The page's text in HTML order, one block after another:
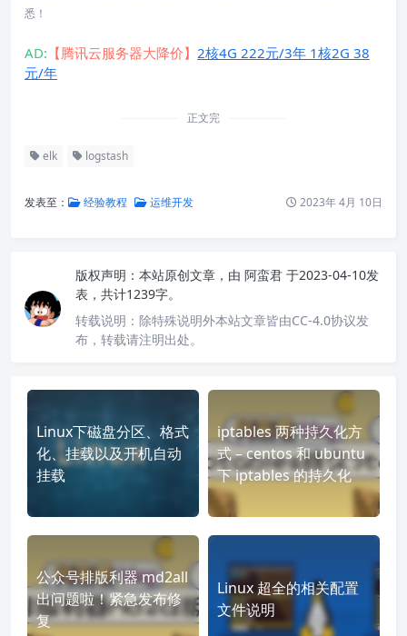
悉！
AD: 【腾讯云服务器大降价】 2核4G 222元/3年 1核2G 38
元/年
正文完
elk logstash
发表至： 经验教程 运维开发 2023年 4月 10日
版权声明： 本站原创文章，由 阿蛮君 于2023-04-10发
表，共计1239字。
转载说明： 除特殊说明外本站文章皆由CC-4.0协议发
布，转载请注明出处。
Linux下磁盘分区、格式
化、挂载以及开机自动
挂载
iptables 两种持久化方
式 – centos 和 ubuntu
下 iptables 的持久化
公众号排版利器 md2all
出问题啦！紧急发布修
复
Linux 超全的相关配置
文件说明